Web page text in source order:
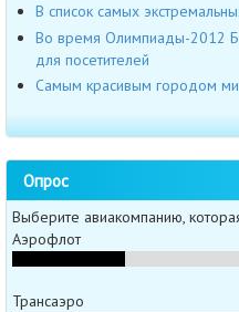
В список самых
Во время Олимпиады-2012
для посетителей
Самым красивым городом
Опрос
Выберите авиакомпанию,
Аэрофлот
Трансаэро